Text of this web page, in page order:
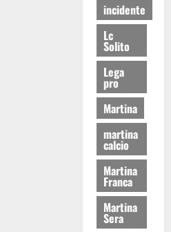
incidente
Lc
Solito
Lega
pro
Martina
martina
calcio
Martina
Franca
Martina
Sera